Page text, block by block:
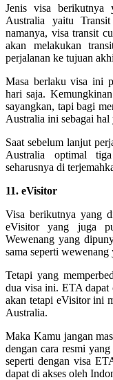
Jenis visa berikutnya
Australia yaitu
namanya, visa transit
akan melakukan
perjalanan ke tujuan
Masa berlaku visa ini
hari saja.
sayangkan, tapi bagi
Australia ini sebagai hal
Saat sebelum lanjut
Australia optimal
seharusnya di
11. eVisitor
Visa berikutnya yang
eVisitor yang juga
Wewenang yang
sama seperti
Tetapi yang
dua visa ini. ETA dapat
akan tetapi eVisitor ini
Australia.
Maka Kamu jangan
dengan cara resmi
seperti dengan visa
dapat di akses oleh